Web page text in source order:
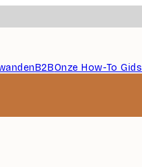
B2BOnze How-To Gids